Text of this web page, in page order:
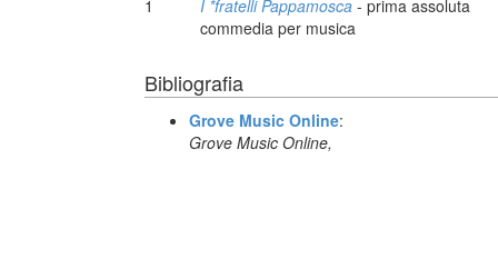
1 I *fratelli Pappamosca - prima assoluta
commedia per musica
Bibliografia
Grove Music Online:
Grove Music Online,